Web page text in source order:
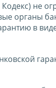
не
органы
в